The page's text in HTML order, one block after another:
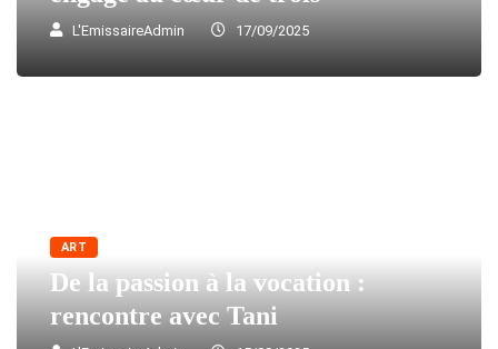
L'EmissaireAdmin 17/09/2025
ART
De la passion à la vocation :
rencontre avec Tani